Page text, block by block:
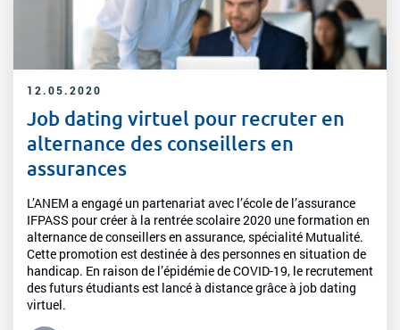
12.05.2020
Job dating virtuel pour recruter en
alternance des conseillers en
assurances
L’ANEM a engagé un partenariat avec l’école de l’assurance
IFPASS pour créer à la rentrée scolaire 2020 une formation en
alternance de conseillers en assurance, spécialité Mutualité.
Cette promotion est destinée à des personnes en situation de
handicap. En raison de l’épidémie de COVID-19, le recrutement
des futurs étudiants est lancé à distance grâce à job dating
virtuel.